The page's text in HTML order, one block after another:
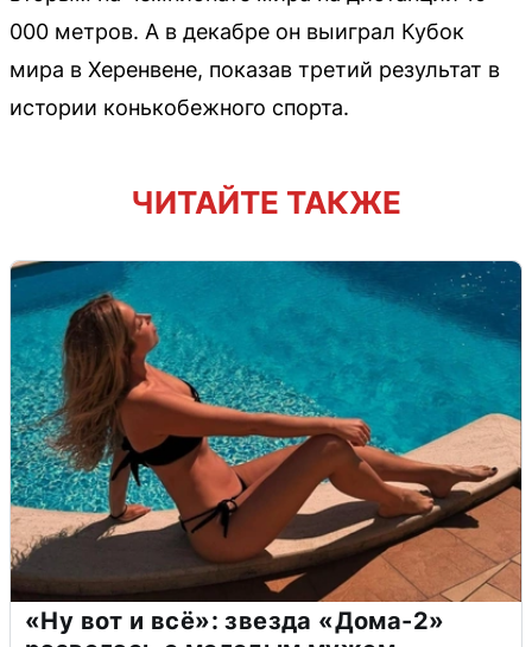
000 метров. А в декабре он выиграл Кубок
мира в Херенвене, показав третий результат в
истории конькобежного спорта.
ЧИТАЙТЕ ТАКЖЕ
«Ну вот и всё»: звезда «Дома-2»